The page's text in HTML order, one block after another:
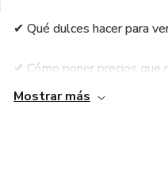
✔ Qué dulces hacer para
✔ Cómo poner precios que
Mostrar más